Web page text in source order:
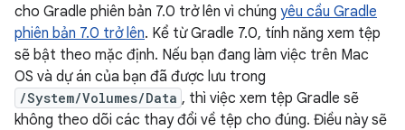
cho Gradle phiên bản 7.0 trở lên vì chúng yêu cầu Gradle
phiên bản 7.0 trở lên. Kể từ Gradle 7.0, tính năng xem tệp
sẽ bật theo mặc định. Nếu bạn đang làm việc trên Mac
OS và dự án của bạn đã được lưu trong
/System/Volumes/Data , thì việc xem tệp Gradle sẽ
không theo dõi các thay đổi về tệp cho đúng. Điều này sẽ